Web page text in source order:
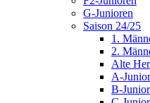
G-Junioren
Saison 24/25
1.
2.
Alte
A-
B-